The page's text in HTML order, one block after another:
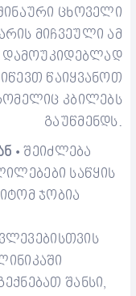
ცხოველი
მიჩვეული ამ
დამოუკიდებლად
წაიყვანოთ
კბილებს
გაუწმენდს.
•შეიძლება
საწყის
ჯობია
შანსი,